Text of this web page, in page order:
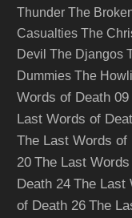
Thunder The
Casualties The
Devil The Djangos
Dummies The
Words of Death 09
Last Words of
The Last Words of
20 The Last
Death 24 The Last
of Death 26 The